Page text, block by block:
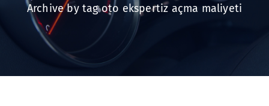
Archive by tag oto ekspertiz açma maliyeti